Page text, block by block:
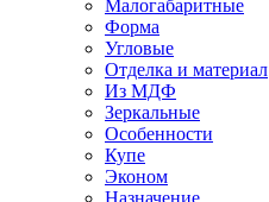
Малогабаритные
Форма
Угловые
Отделка и материал
Из МДФ
Зеркальные
Особенности
Купе
Эконом
Назначение